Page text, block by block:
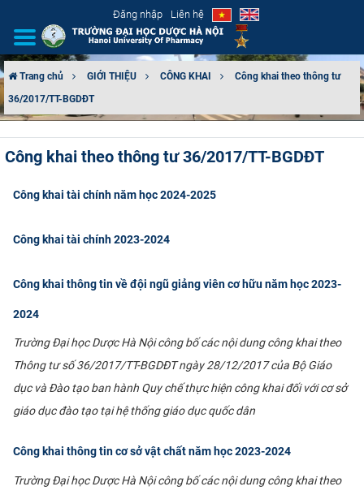
Đăng nhập Liên hệ
GIỚI THIỆU
CƠ CẤU TỔ CHỨC
TUYỂN SINH
KHOA HỌC CÔNG NGHỆ
HTQT
CỰU NGƯỜI HỌC
Trang chủ GIỚI THIỆU CÔNG KHAI
Công khai theo thông tư
36/2017/TT-BGDĐT
Công khai theo thông tư 36/2017/TT-BGDĐT
Công khai tài chính năm học 2024-2025
Công khai tài chính 2023-2024
Công khai thông tin về đội ngũ giảng viên cơ hữu năm học 2023-
2024
Trường Đại học Dược Hà Nội công bố các nội dung công khai theo
Thông tư số 36/2017/TT-BGDĐT ngày 28/12/2017 của Bộ Giáo
dục và Đào tạo ban hành Quy chế thực hiện công khai đối với cơ sở
giáo dục đào tạo tại hệ thống giáo dục quốc dân
Công khai thông tin cơ sở vật chất năm học 2023-2024
Trường Đại học Dược Hà Nội công bố các nội dung công khai theo